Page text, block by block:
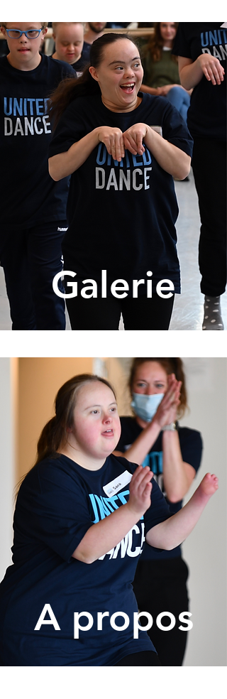
Galerie
A propos